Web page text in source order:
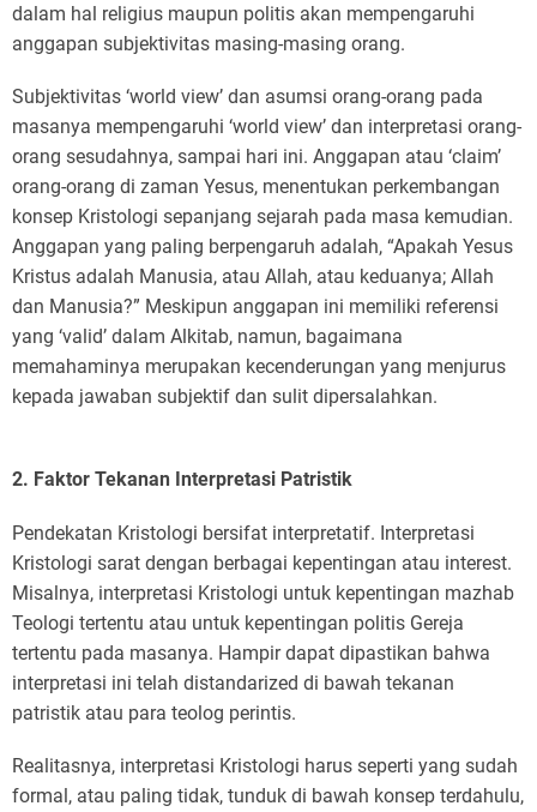
dalam hal religius maupun politis akan mempengaruhi
anggapan subjektivitas masing-masing orang.
Subjektivitas ‘world view’ dan asumsi orang-orang pada
masanya mempengaruhi ‘world view’ dan interpretasi orang-
orang sesudahnya, sampai hari ini. Anggapan atau ‘claim’
orang-orang di zaman Yesus, menentukan perkembangan
konsep Kristologi sepanjang sejarah pada masa kemudian.
Anggapan yang paling berpengaruh adalah, “Apakah Yesus
Kristus adalah Manusia, atau Allah, atau keduanya; Allah
dan Manusia?” Meskipun anggapan ini memiliki referensi
yang ‘valid’ dalam Alkitab, namun, bagaimana
memahaminya merupakan kecenderungan yang menjurus
kepada jawaban subjektif dan sulit dipersalahkan.
2. Faktor Tekanan Interpretasi Patristik
Pendekatan Kristologi bersifat interpretatif. Interpretasi
Kristologi sarat dengan berbagai kepentingan atau interest.
Misalnya, interpretasi Kristologi untuk kepentingan mazhab
Teologi tertentu atau untuk kepentingan politis Gereja
tertentu pada masanya. Hampir dapat dipastikan bahwa
interpretasi ini telah distandarized di bawah tekanan
patristik atau para teolog perintis.
Realitasnya, interpretasi Kristologi harus seperti yang sudah
formal, atau paling tidak, tunduk di bawah konsep terdahulu,